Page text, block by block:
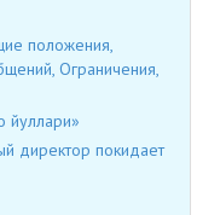
положения,
Ограничения,
йуллари»
директор покидает